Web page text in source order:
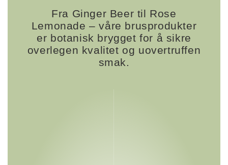
Fra Ginger Beer til Rose
Lemonade – våre brusprodukter
er botanisk brygget for å sikre
overlegen kvalitet og uovertruffen
smak.